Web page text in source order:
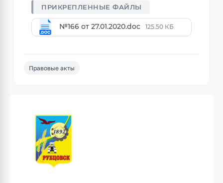
№166 от 27.01.2020.doc 125.50 КБ
Правовые акты